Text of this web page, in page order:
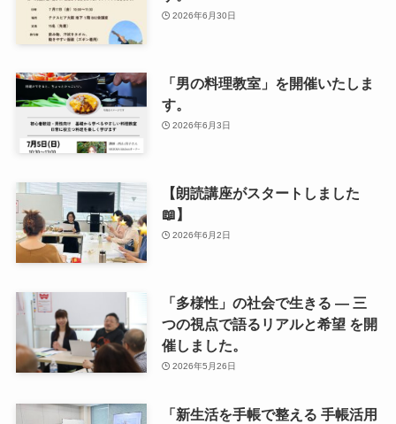
2026年6月30日
「男の料理教室」を開催いたしま
す。
2026年6月3日
【朗読講座がスタートしました
📖】
2026年6月2日
「多様性」の社会で生きる ― 三
つの視点で語るリアルと希望 を開
催しました。
2026年5月26日
「新生活を手帳で整える 手帳活用